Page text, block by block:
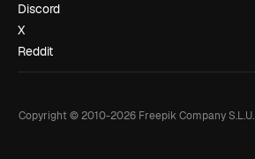
Discord
X
Reddit
Copyright © 2010-2026Freepik Company S.L.U.